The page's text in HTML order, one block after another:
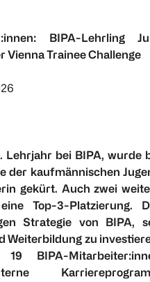
BIPA-Lehrling
Vienna Trainee Challenge
Lehrjahr bei BIPA, wurde
der kaufmännischen
gekürt. Auch zwei
Top-3-Platzierung.
Strategie von BIPA,
Weiterbildung zu
BIPA-